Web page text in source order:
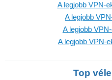
A legjobb VPN-
A legjobb
A legjobb
A legjobb VPN-
Top